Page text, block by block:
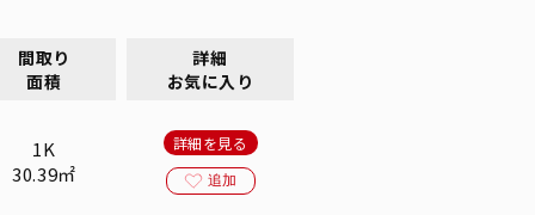
間取り
面積
詳細
お気に入り
1K
30.39㎡
詳細を見る
追加